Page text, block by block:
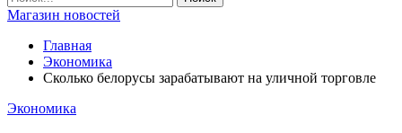
Магазин новостей
Главная
Экономика
Сколько белорусы зарабатывают на уличной торговле
Экономика